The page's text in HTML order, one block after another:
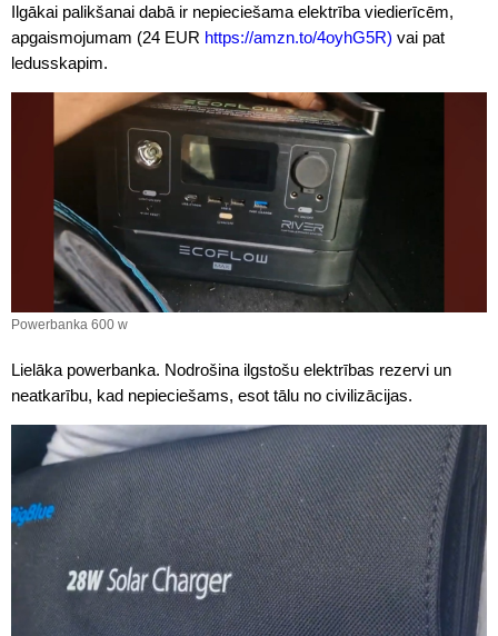
Ilgākai palikšanai dabā ir nepieciešama elektrība viedierīcēm,
apgaismojumam (24 EUR https://amzn.to/4oyhG5R) vai pat
ledusskapim.
Powerbanka 600 w
Lielāka powerbanka. Nodrošina ilgstošu elektrības rezervi un
neatkarību, kad nepieciešams, esot tālu no civilizācijas.